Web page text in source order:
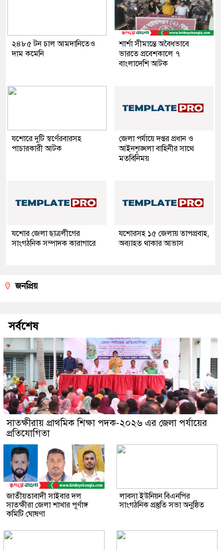
২৪৮৫ টন চাল আমদানিতেও
দাম কমেনি
শার্শা সীমান্তে অবৈধভাবে
ভারতে প্রবেশকালে ৭
বাংলাদেশি আটক
যশোরে দুটি স্বর্ণেরবারসহ
পাচারকারী আটক
জেলা পর্যায়ে দপ্তর প্রধান ও
আইনশৃঙ্খলা বাহিনীর সাথে
মতবিনিময়
যশোর জেলা ছাত্রলীগের
সাংগঠনিক সম্পাদক কারাগারে
যশোরসহ ১৫ জেলায় তাপপ্রবাহ,
অব্যাহত থাকার আভাস
জনপ্রিয়
সর্বশেষ
সাতক্ষীরায় প্রাথমিক শিক্ষা পদক-২০২৬ এর জেলা পর্যায়ের
প্রতিযোগিতা
জাতীয়তাবাদী সাইবার দল
সাতক্ষীরা জেলা শাখার পূর্ণাঙ্গ
কমিটি ঘোষণা
লাবসা ইউনিয়ন বিএনপির
সাংগঠনিক প্রস্তুতি সভা অনুষ্ঠিত